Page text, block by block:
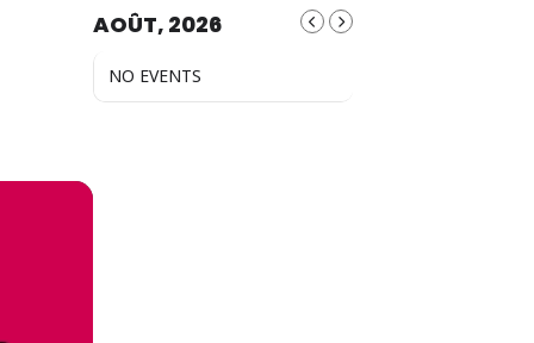
AOÛT, 2026
NO EVENTS